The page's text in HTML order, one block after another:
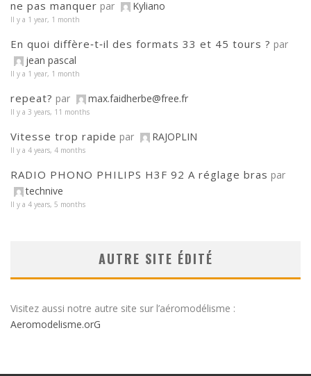
ne pas manquer par Kyliano
Il y a 1 year, 1 month
En quoi diffère‑t‑il des formats 33 et 45 tours ? par
jean pascal
Il y a 1 year, 1 month
repeat? par max.faidherbe@free.fr
Il y a 3 years, 11 months
Vitesse trop rapide par RAJOPLIN
Il y a 4 years, 4 months
RADIO PHONO PHILIPS H3F 92 A réglage bras par
technive
Il y a 4 years, 5 months
AUTRE SITE ÉDITÉ
Visitez aussi notre autre site sur l’aéromodélisme :
Aeromodelisme.orG